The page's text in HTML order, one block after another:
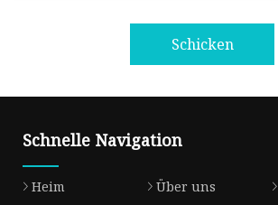
Schicken
Schnelle Navigation
Heim Über uns